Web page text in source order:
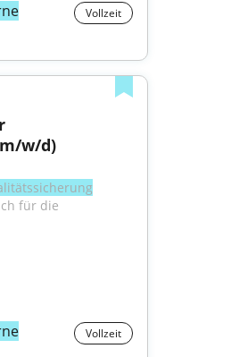
Vollzeit
Schweißfachkraft für
w/d)
für die
Vollzeit